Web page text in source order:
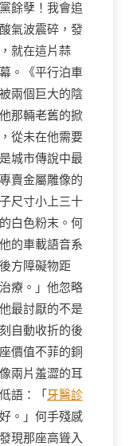
餘孽！我會追
氣波震碎，發
就在這片蒜
。《平行泊車
兩個巨大的陰
那輛老舊的掀
從未在他需要
城市傳說中最
賣金屬雕像的
尺寸小上三十
白色粉末。何
的車載語音系
方障礙物距
療。」他忽略
最討厭的不是
自動收折的後
價值不菲的銅
兩片羞澀的耳
語：「 牙醫診
。」何手殘感
現那座高聳入